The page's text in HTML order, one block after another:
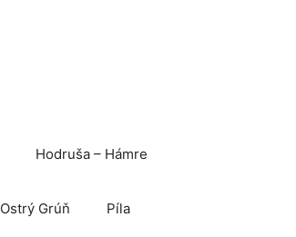
Hodruša – Hámre
Ostrý Grúň Píla